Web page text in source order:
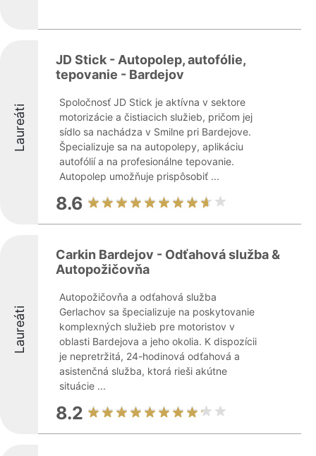
Laureáti
JD Stick - Autopolep, autofólie,
tepovanie - Bardejov
Spoločnosť JD Stick je aktívna v sektore
motorizácie a čistiacich služieb, pričom jej
sídlo sa nachádza v Smilne pri Bardejove.
Špecializuje sa na autopolepy, aplikáciu
autofólií a na profesionálne tepovanie.
Autopolep umožňuje prispôsobiť ...
8.6
Laureáti
Carkin Bardejov - Odťahová služba &
Autopožičovňa
Autopožičovňa a odťahová služba
Gerlachov sa špecializuje na poskytovanie
komplexných služieb pre motoristov v
oblasti Bardejova a jeho okolia. K dispozícii
je nepretržitá, 24-hodinová odťahová a
asistenčná služba, ktorá rieši akútne
situácie ...
8.2